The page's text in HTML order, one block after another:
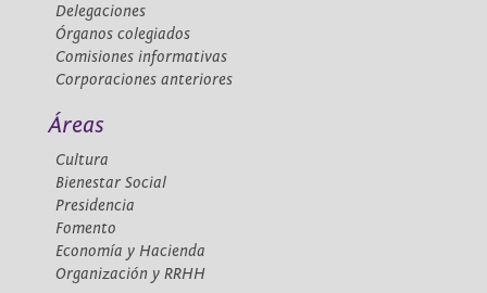
Delegaciones
Órganos colegiados
Comisiones informativas
Corporaciones anteriores
Áreas
Cultura
Bienestar Social
Presidencia
Fomento
Economía y Hacienda
Organización y RRHH